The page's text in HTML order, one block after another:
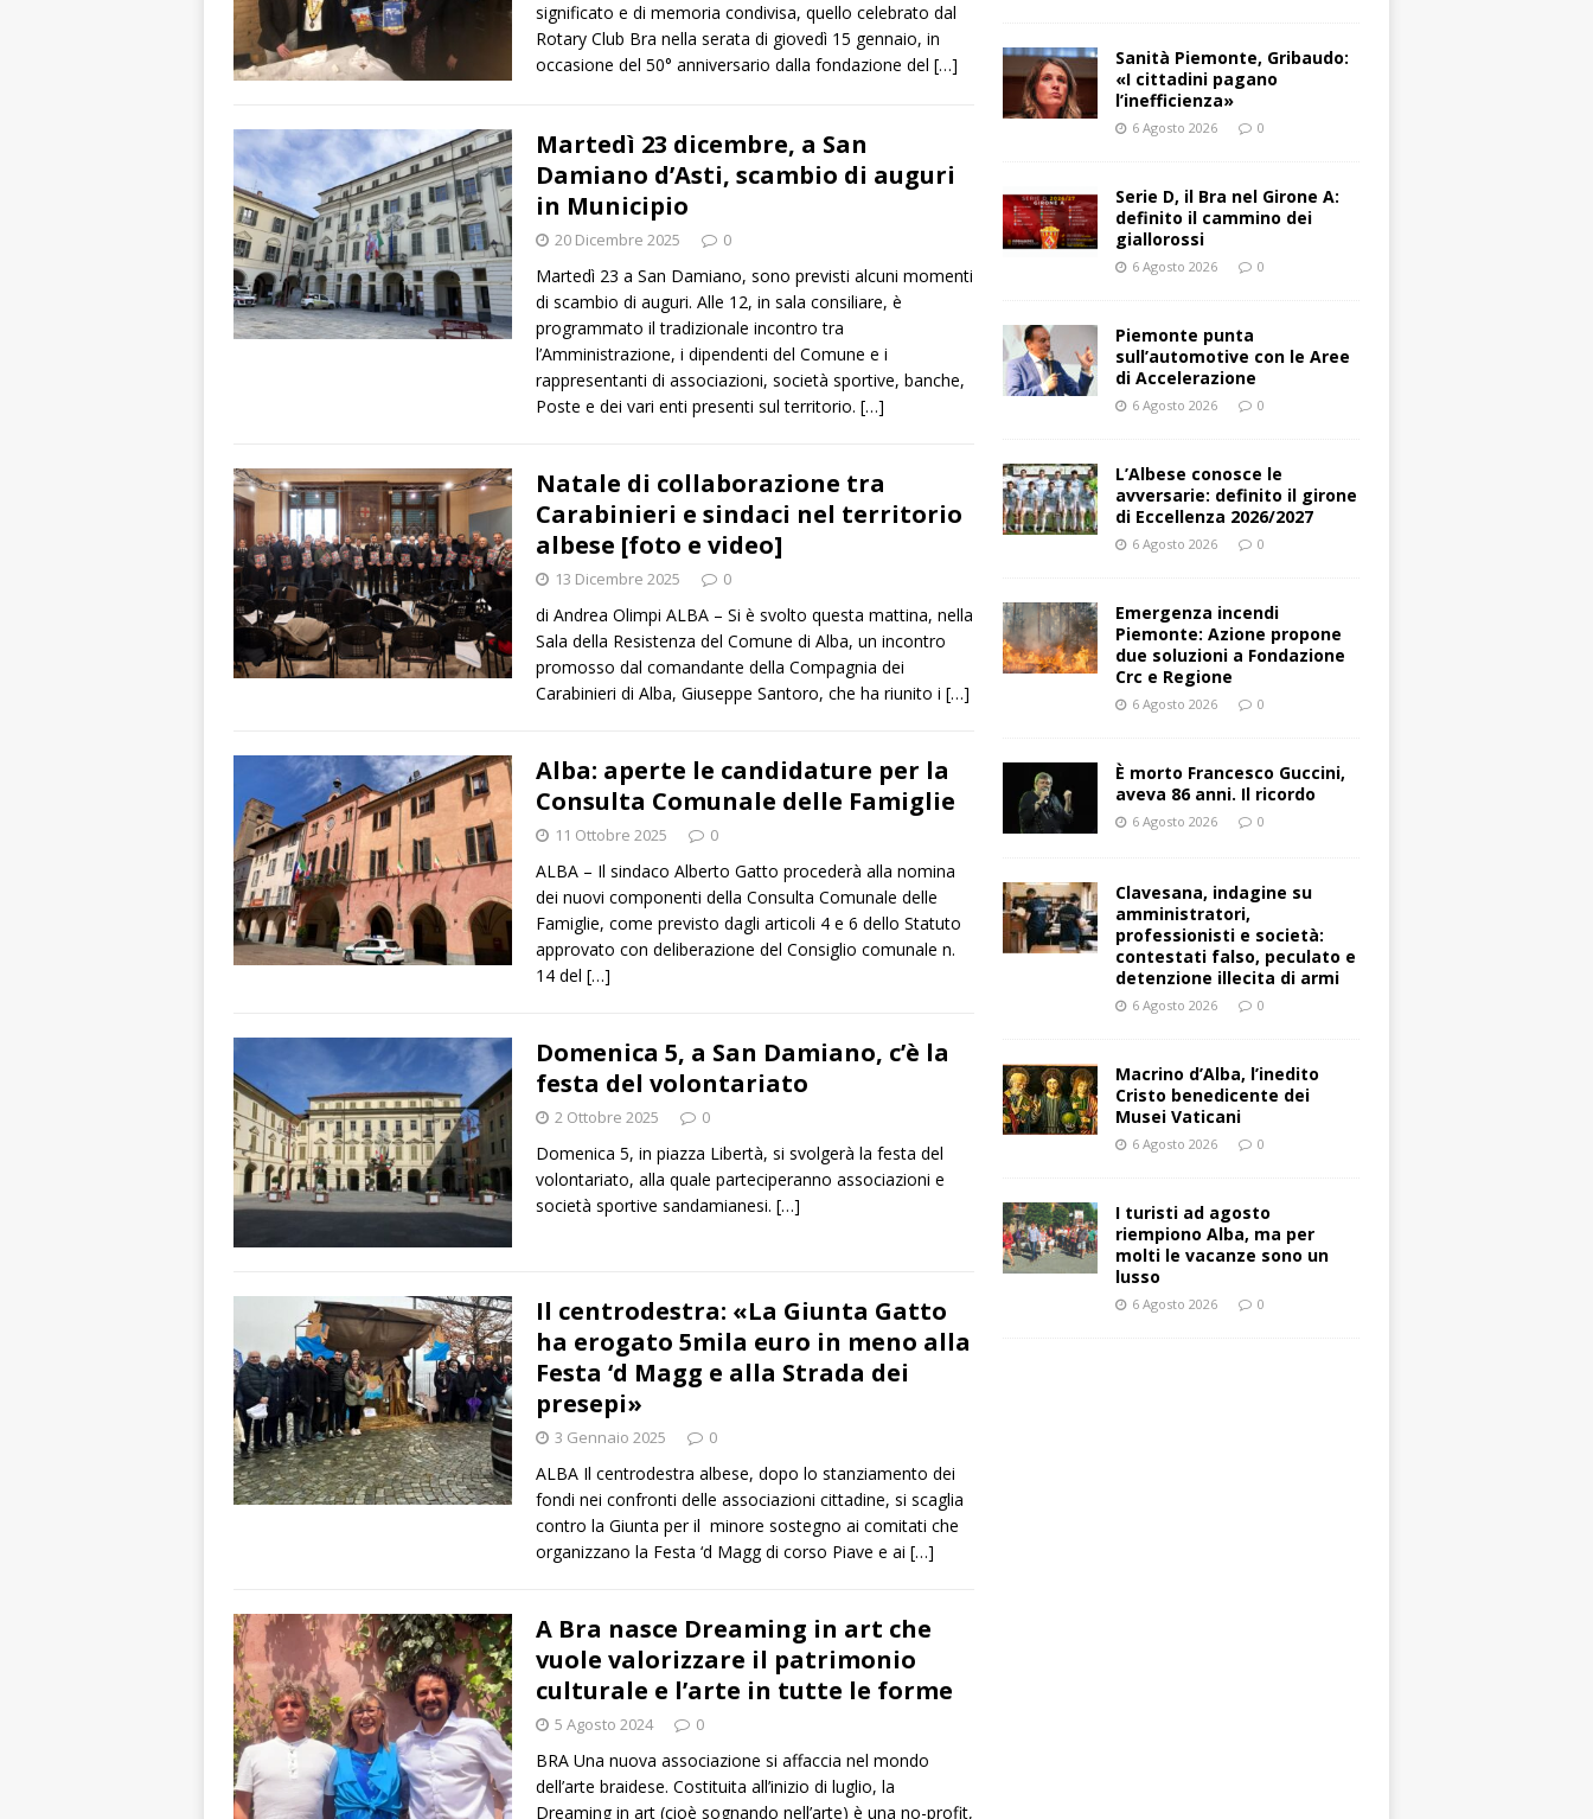
significato e di memoria condivisa, quello celebrato dal
Rotary Club Bra nella serata di giovedì 15 gennaio, in
occasione del 50° anniversario dalla fondazione del […]
Martedì 23 dicembre, a San
Damiano d’Asti, scambio di auguri
in Municipio
20 Dicembre 2025 0
Martedì 23 a San Damiano, sono previsti alcuni momenti
di scambio di auguri. Alle 12, in sala consiliare, è
programmato il tradizionale incontro tra
l’Amministrazione, i dipendenti del Comune e i
rappresentanti di associazioni, società sportive, banche,
Poste e dei vari enti presenti sul territorio. […]
Natale di collaborazione tra
Carabinieri e sindaci nel territorio
albese [foto e video]
13 Dicembre 2025 0
di Andrea Olimpi ALBA – Si è svolto questa mattina, nella
Sala della Resistenza del Comune di Alba, un incontro
promosso dal comandante della Compagnia dei
Carabinieri di Alba, Giuseppe Santoro, che ha riunito i […]
Alba: aperte le candidature per la
Consulta Comunale delle Famiglie
11 Ottobre 2025 0
ALBA – Il sindaco Alberto Gatto procederà alla nomina
dei nuovi componenti della Consulta Comunale delle
Famiglie, come previsto dagli articoli 4 e 6 dello Statuto
approvato con deliberazione del Consiglio comunale n.
14 del […]
Domenica 5, a San Damiano, c’è la
festa del volontariato
2 Ottobre 2025 0
Domenica 5, in piazza Libertà, si svolgerà la festa del
volontariato, alla quale parteciperanno associazioni e
società sportive sandamianesi. […]
Il centrodestra: «La Giunta Gatto
ha erogato 5mila euro in meno alla
Festa ‘d Magg e alla Strada dei
presepi»
3 Gennaio 2025 0
ALBA Il centrodestra albese, dopo lo stanziamento dei
fondi nei confronti delle associazioni cittadine, si scaglia
contro la Giunta per il minore sostegno ai comitati che
organizzano la Festa ‘d Magg di corso Piave e ai […]
A Bra nasce Dreaming in art che
vuole valorizzare il patrimonio
culturale e l’arte in tutte le forme
5 Agosto 2024 0
BRA Una nuova associazione si affaccia nel mondo
dell’arte braidese. Costituita all’inizio di luglio, la
Dreaming in art (cioè sognando nell’arte) è una no-profit,
Sanità Piemonte, Gribaudo:
«I cittadini pagano
l’inefficienza»
6 Agosto 2026 0
Serie D, il Bra nel Girone A:
definito il cammino dei
giallorossi
6 Agosto 2026 0
Piemonte punta
sull’automotive con le Aree
di Accelerazione
6 Agosto 2026 0
L’Albese conosce le
avversarie: definito il girone
di Eccellenza 2026/2027
6 Agosto 2026 0
Emergenza incendi
Piemonte: Azione propone
due soluzioni a Fondazione
Crc e Regione
6 Agosto 2026 0
È morto Francesco Guccini,
aveva 86 anni. Il ricordo
6 Agosto 2026 0
Clavesana, indagine su
amministratori,
professionisti e società:
contestati falso, peculato e
detenzione illecita di armi
6 Agosto 2026 0
Macrino d’Alba, l’inedito
Cristo benedicente dei
Musei Vaticani
6 Agosto 2026 0
I turisti ad agosto
riempiono Alba, ma per
molti le vacanze sono un
lusso
6 Agosto 2026 0